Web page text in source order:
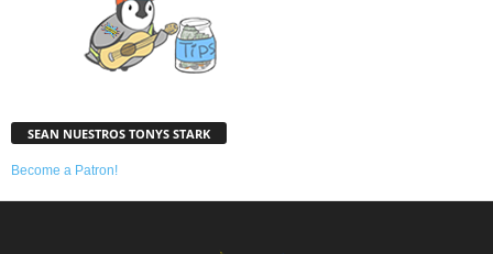
SEAN NUESTROS TONYS STARK
Become a Patron!